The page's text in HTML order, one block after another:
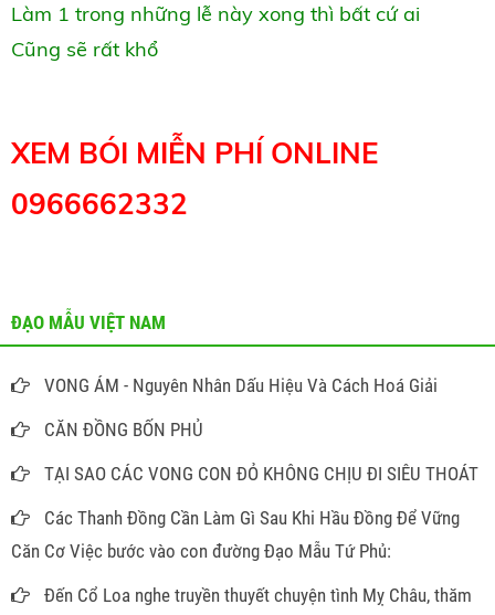
Làm 1 trong những lễ này xong thì bất cứ ai
Cũng sẽ rất khổ
XEM BÓI MIỄN PHÍ ONLINE
0966662332
ĐẠO MẪU VIỆT NAM
VONG ÁM - Nguyên Nhân Dấu Hiệu Và Cách Hoá Giải
CĂN ĐỒNG BỐN PHỦ
TẠI SAO CÁC VONG CON ĐỎ KHÔNG CHỊU ĐI SIÊU THOÁT
Các Thanh Đồng Cần Làm Gì Sau Khi Hầu Đồng Để Vững
Căn Cơ Việc bước vào con đường Đạo Mẫu Tứ Phủ:
Đến Cổ Loa nghe truyền thuyết chuyện tình Mỵ Châu, thăm